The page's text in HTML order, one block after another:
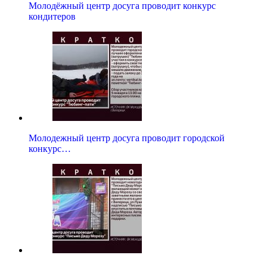
Молодёжный центр досуга проводит конкурс
кондитеров
Молодежный центр досуга проводит городской
конкурс…